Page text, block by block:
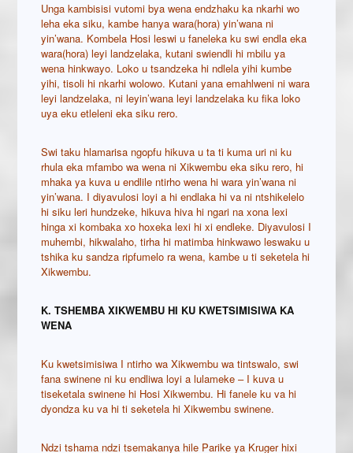
Unga kambisisi vutomi bya wena endzhaku ka nkarhi wo
leha eka siku, kambe hanya wara(hora) yin’wana ni
yin’wana. Kombela Hosi leswi u faneleka ku swi endla eka
wara(hora) leyi landzelaka, kutani swiendli hi mbilu ya
wena hinkwayo. Loko u tsandzeka hi ndlela yihi kumbe
yihi, tisoli hi nkarhi wolowo. Kutani yana emahlweni ni wara
leyi landzelaka, ni leyin’wana leyi landzelaka ku fika loko
uya eku etleleni eka siku rero.
Swi taku hlamarisa ngopfu hikuva u ta ti kuma uri ni ku
rhula eka mfambo wa wena ni Xikwembu eka siku rero, hi
mhaka ya kuva u endlile ntirho wena hi wara yin’wana ni
yin’wana. I diyavulosi loyi a hi endlaka hi va ni ntshikelelo
hi siku leri hundzeke, hikuva hiva hi ngari na xona lexi
hinga xi kombaka xo hoxeka lexi hi xi endleke. Diyavulosi I
muhembi, hikwalaho, tirha hi matimba hinkwawo leswaku u
tshika ku sandza ripfumelo ra wena, kambe u ti seketela hi
Xikwembu.
K. TSHEMBA XIKWEMBU HI KU KWETSIMISIWA KA
WENA
Ku kwetsimisiwa I ntirho wa Xikwembu wa tintswalo, swi
fana swinene ni ku endliwa loyi a lulameke – I kuva u
tiseketala swinene hi Hosi Xikwembu. Hi fanele ku va hi
dyondza ku va hi ti seketela hi Xikwembu swinene.
Ndzi tshama ndzi tsemakanya hile Parike ya Kruger hixi